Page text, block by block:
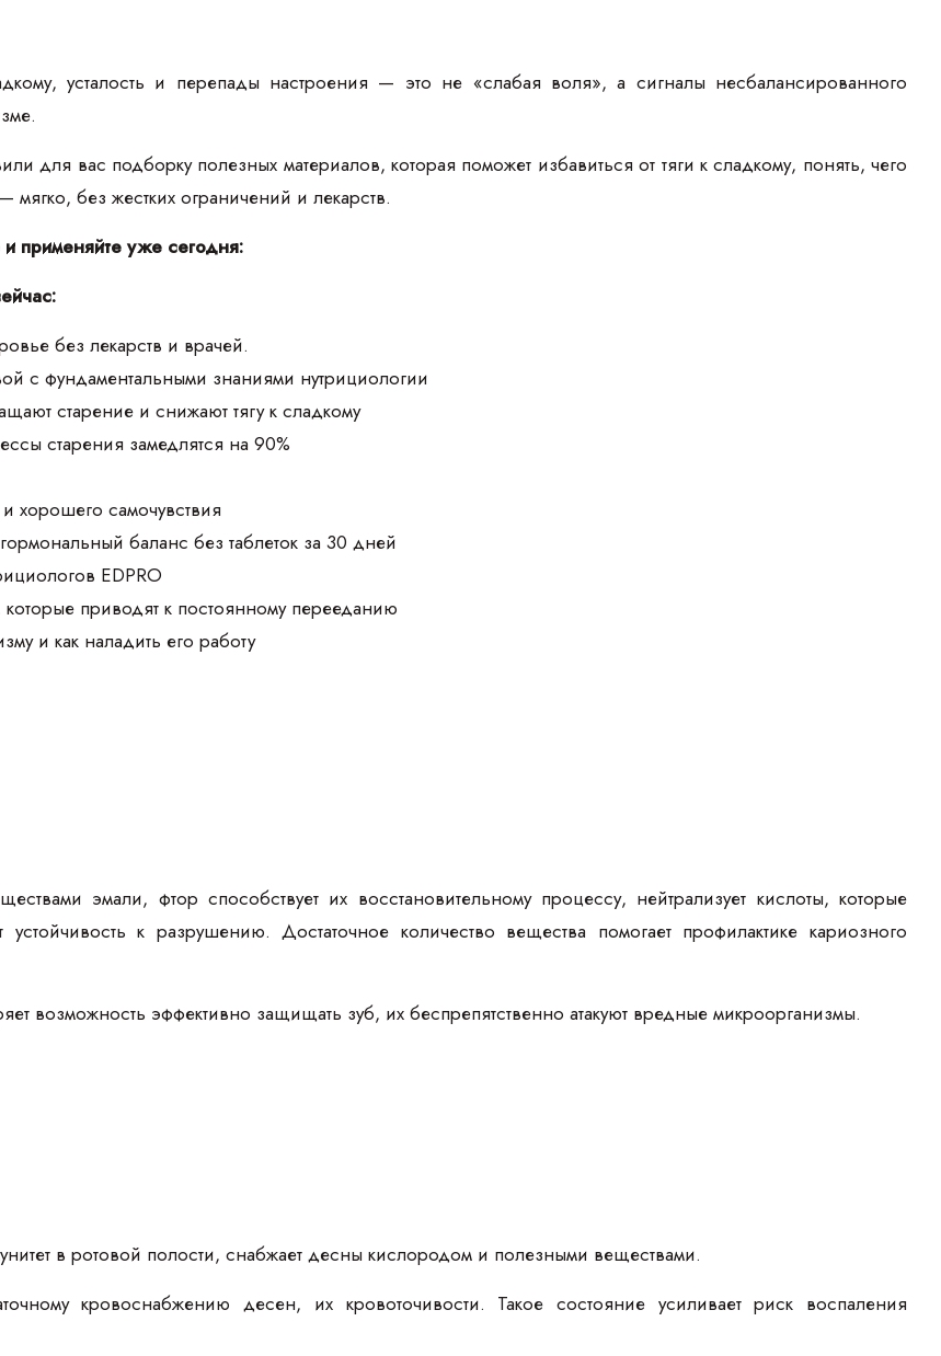
усталость и перепады настроения — это не «слабая воля», а сигналы несбалансированного
для вас подборку полезных материалов, которая поможет избавиться от тяги к сладкому, понять, чего
мягко, без жестких ограничений и лекарств.
применяйте уже сегодня:
без лекарств и врачей.
с фундаментальными знаниями нутрициологии
старение и снижают тягу к сладкому
старения замедлятся на 90%
хорошего самочувствия
баланс без таблеток за 30 дней
EDPRO
приводят к постоянному перееданию
и как наладить его работу
эмали, фтор способствует их восстановительному процессу, нейтрализует кислоты, которые
к разрушению. Достаточное количество вещества помогает профилактике кариозного
возможность эффективно защищать зуб, их беспрепятственно атакуют вредные микроорганизмы.
в ротовой полости, снабжает десны кислородом и полезными веществами.
кровоснабжению десен, их кровоточивости. Такое состояние усиливает риск воспаления